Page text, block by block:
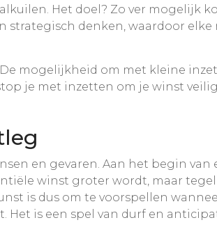
Het doel? Zo ver mogelijk
denken, waardoor elke
De mogelijkheid om met kleine
je met inzetten om je winst
en gevaren. Aan het begin van
winst groter wordt, maar
is dus om te voorspellen
is een spel van durf en